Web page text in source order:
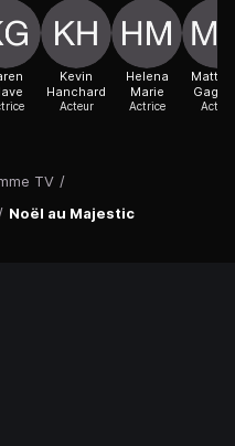
TV /
Noël au Majestic
Kevin
Hanchard
Acteur
Helena
Marie
Actrice Acteur